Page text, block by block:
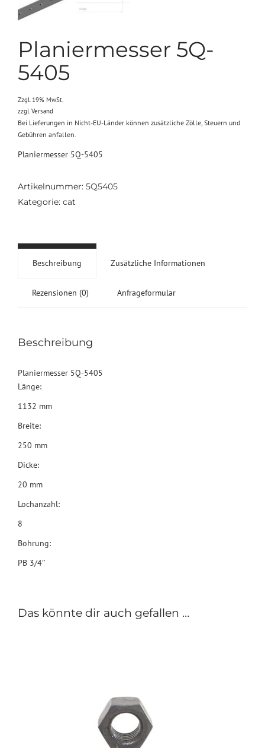
Planiermesser 5Q-
5405
Zzgl. 19% MwSt.
zzgl.Versand
Bei Lieferungen in Nicht-EU-Länder können zusätzliche Zölle, Steuern und
Gebühren anfallen.
Planiermesser 5Q-5405
Artikelnummer: 5Q5405
Kategorie: cat
Beschreibung Zusätzliche Informationen
Rezensionen (0) Anfrageformular
Beschreibung
Planiermesser 5Q-5405
Länge:
1132 mm
Breite:
250 mm
Dicke:
20 mm
Lochanzahl:
8
Bohrung:
PB 3/4″
Das könnte dir auch gefallen …